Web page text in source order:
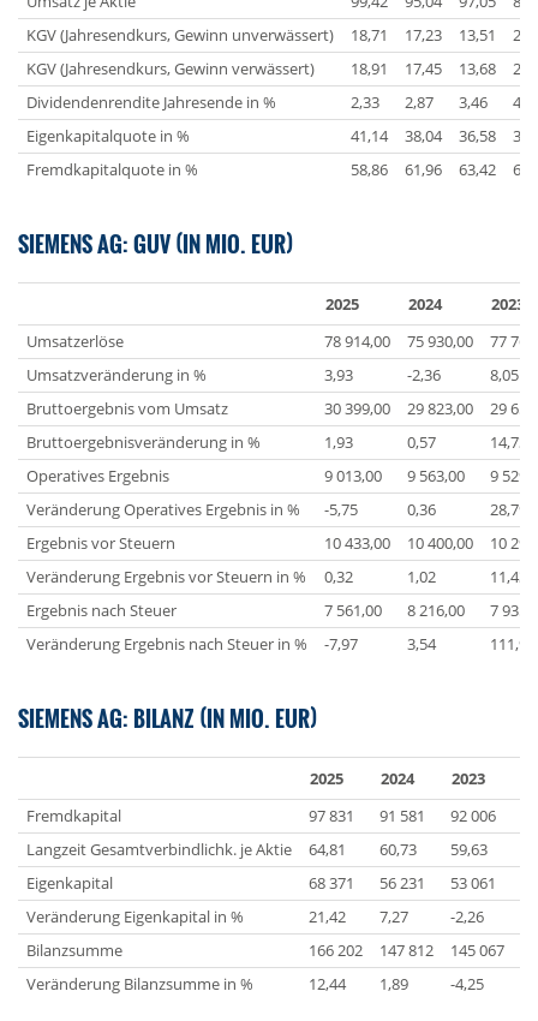
KGV (Jahresendkurs, Gewinn unverwässert)
18,71 17,23 13,51
KGV (Jahresendkurs, Gewinn verwässert)
18,91 17,45 13,68
Dividendenrendite Jahresende in %
2,33 2,87 3,46
Eigenkapitalquote in %
41,14 38,04 36,58
Fremdkapitalquote in %
58,86 61,96 63,42
SIEMENS AG: GUV (IN MIO. EUR)
2025 2024
2023
Umsatzerlöse
78 914,00 75 930,00
77
Umsatzveränderung in %
3,93 -2,36
8,05
Bruttoergebnis vom Umsatz
30 399,00 29 823,00
29
Bruttoergebnisveränderung in %
1,93 0,57
14,73
Operatives Ergebnis
9 013,00 9 563,00
9
Veränderung Operatives Ergebnis in %
-5,75 0,36
28,79
Ergebnis vor Steuern
10 433,00 10 400,00
10
Veränderung Ergebnis vor Steuern in %
0,32 1,02
11,43
Ergebnis nach Steuer
7 561,00 8 216,00
7
Veränderung Ergebnis nach Steuer in %
-7,97 3,54 111,94
SIEMENS AG: BILANZ (IN MIO. EUR)
2025 2024 2023
Fremdkapital
97 831 91 581 92 006
Langzeit Gesamtverbindlichk. je Aktie
64,81 60,73 59,63
Eigenkapital
68 371 56 231 53 061
Veränderung Eigenkapital in %
21,42 7,27 -2,26
Bilanzsumme
166 202 147 812 145 067
Veränderung Bilanzsumme in %
12,44 1,89 -4,25